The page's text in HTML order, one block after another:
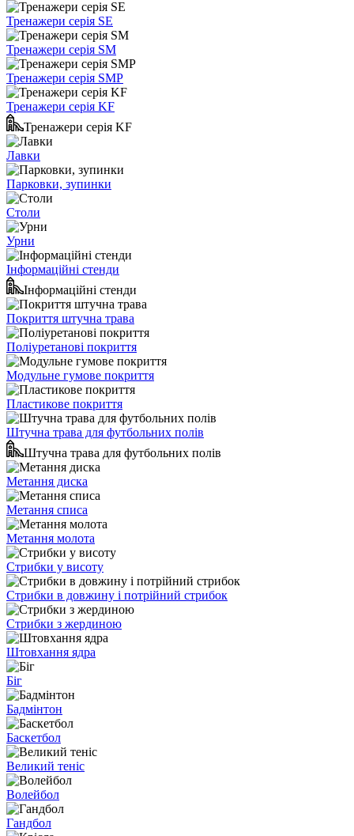
Тренажери серія SE
Тренажери серія SM
Тренажери серія SMP
Тренажери серія KF
Тренажери серія KF
Лавки
Парковки, зупинки
Столи
Урни
Інформаційні стенди
Інформаційні стенди
Покриття штучна трава
Поліуретанові покриття
Модульне гумове покриття
Пластикове покриття
Штучна трава для футбольних полів
Штучна трава для футбольних полів
Метання диска
Метання списа
Метання молота
Стрибки у висоту
Стрибки в довжину і потрійний стрибок
Стрибки з жердиною
Штовхання ядра
Біг
Бадмінтон
Баскетбол
Великий теніс
Волейбол
Гандбол